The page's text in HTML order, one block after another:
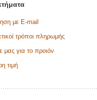
με E-mail
τρόποι πληρωμής
μας για το προιόν
τιμή